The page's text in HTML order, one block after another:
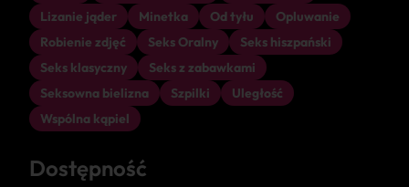
Lizanie jąder
Minetka Od tyłu
Opluwanie
Robienie zdjęć
Seks Oralny
Seks hiszpański
Seks klasyczny
Seks z zabawkami
Seksowna bielizna
Szpilki
Uległość
Wspólna kąpiel
Dostępność